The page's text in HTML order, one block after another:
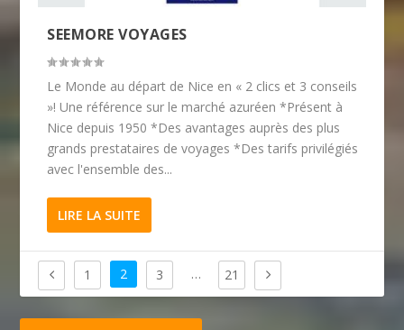
SEEMORE VOYAGES
Le Monde au départ de Nice en « 2 clics et 3 conseils
»! Une référence sur le marché azuréen *Présent à
Nice depuis 1950 *Des avantages auprès des plus
grands prestataires de voyages *Des tarifs privilégiés
avec l'ensemble des...
LIRE LA SUITE
1 2 3 … 21